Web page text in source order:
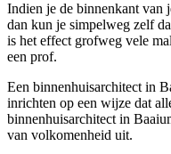
Indien je de binnenkant van
dan kun je simpelweg zelf
is het effect grofweg vele
een prof.
Een binnenhuisarchitect in
inrichten op een wijze dat
binnenhuisarchitect in
van volkomenheid uit.